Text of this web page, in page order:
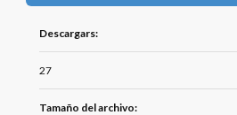
Descargars:
27
Tamaño del archivo: